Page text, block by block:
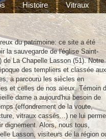
Histoire Vitraux
du patrimoine: ce site a été
la sauvegarde de l'église Saint-
de La Chapelle Lasson (51). Notre
des templiers et classée aux
a parcouru les siècles en
et celles de nos aïeux. Témoin
dame a aujourd'hui besoin de
(effondrement de la voute,
vitraux cassés...) ne lui
dignement. Alors, nous tous,
Lasson, visiteurs de la région